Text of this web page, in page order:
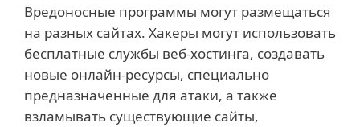
Вредоносные программы могут размещаться
на разных сайтах. Хакеры могут использовать
бесплатные службы веб-хостинга, создавать
новые онлайн-ресурсы, специально
предназначенные для атаки, а также
взламывать существующие сайты,